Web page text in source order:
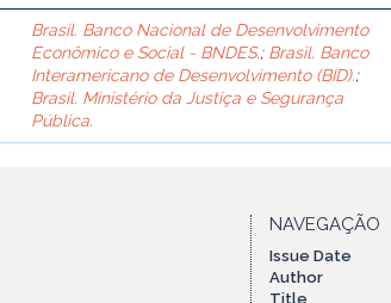
Brasil. Banco Nacional de Desenvolvimento
Econômico e Social - BNDES.; Brasil. Banco
Interamericano de Desenvolvimento (BID).;
Brasil. Ministério da Justiça e Segurança
Pública.
NAVEGAÇÃO
Issue Date
Author
Title